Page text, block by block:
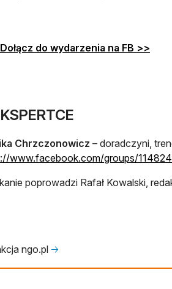
Dołącz do wydarzenia na FB >>
Chrzczonowicz – doradczyni,
www.facebook.com/groups/
poprowadzi Rafał Kowalski,
ngo.pl 🡢